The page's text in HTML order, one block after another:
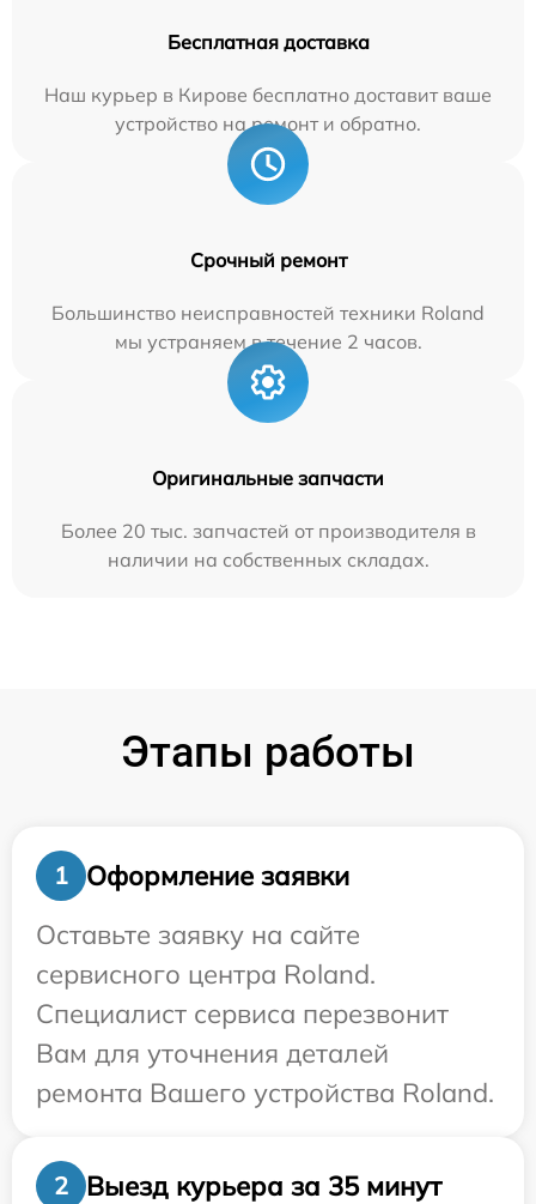
Бесплатная доставка
Наш курьер в Кирове бесплатно доставит ваше
устройство на ремонт и обратно.
Срочный ремонт
Большинство неисправностей техники Roland
мы устраняем в течение 2 часов.
Оригинальные запчасти
Более 20 тыс. запчастей от производителя в
наличии на собственных складах.
Этапы работы
1
Оформление заявки
Оставьте заявку на сайте
сервисного центра Roland.
Специалист сервиса перезвонит
Вам для уточнения деталей
ремонта Вашего устройства Roland.
2
Выезд курьера за 35 минут